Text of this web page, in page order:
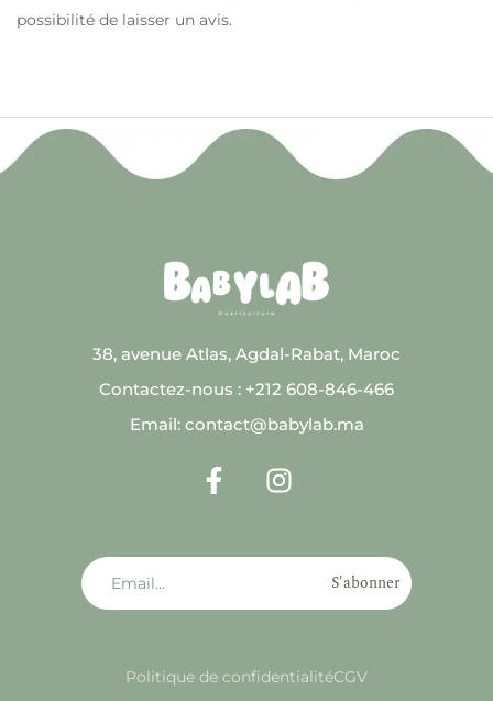
possibilité de laisser un avis.
38, avenue Atlas, Agdal-Rabat, Maroc
Contactez-nous : +212 608-846-466
Email: contact@babylab.ma
S'abonner
Politique de confidentialitéCGV